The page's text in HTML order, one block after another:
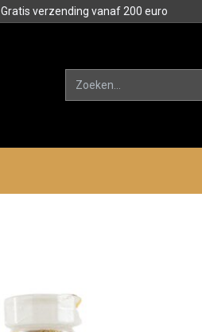
Gratis verzending vanaf 200 euro